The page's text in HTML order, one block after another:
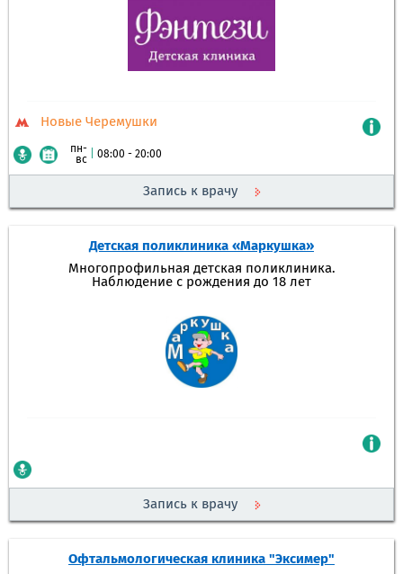
Новые Черемушки
пн-
вс
08:00 - 20:00
Запись к врачу
Детская поликлиника «Маркушка»
Многопрофильная детская поликлиника.
Наблюдение с рождения до 18 лет
Запись к врачу
Офтальмологическая клиника "Эксимер"